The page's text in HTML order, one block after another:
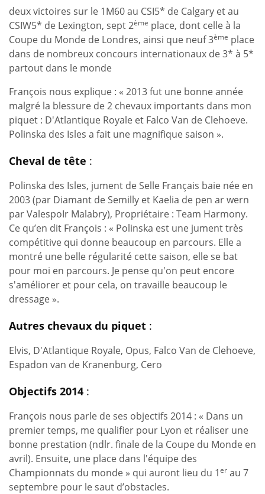
deux victoires sur le 1M60 au CSI5* de Calgary et au
CSIW5* de Lexington, sept 2ème place, dont celle à la
Coupe du Monde de Londres, ainsi que neuf 3ème place
dans de nombreux concours internationaux de 3* à 5*
partout dans le monde
François nous explique : « 2013 fut une bonne année
malgré la blessure de 2 chevaux importants dans mon
piquet : D'Atlantique Royale et Falco Van de Clehoeve.
Polinska des Isles a fait une magnifique saison ».
Cheval de tête :
Polinska des Isles, jument de Selle Français baie née en
2003 (par Diamant de Semilly et Kaelia de pen ar wern
par ValespoIr Malabry), Propriétaire : Team Harmony.
Ce qu’en dit François : « Polinska est une jument très
compétitive qui donne beaucoup en parcours. Elle a
montré une belle régularité cette saison, elle se bat
pour moi en parcours. Je pense qu'on peut encore
s'améliorer et pour cela, on travaille beaucoup le
dressage ».
Autres chevaux du piquet :
Elvis, D'Atlantique Royale, Opus, Falco Van de Clehoeve,
Espadon van de Kranenburg, Cero
Objectifs 2014 :
François nous parle de ses objectifs 2014 : « Dans un
premier temps, me qualifier pour Lyon et réaliser une
bonne prestation (ndlr. finale de la Coupe du Monde en
avril). Ensuite, une place dans l'équipe des
Championnats du monde » qui auront lieu du 1er au 7
septembre pour le saut d’obstacles.